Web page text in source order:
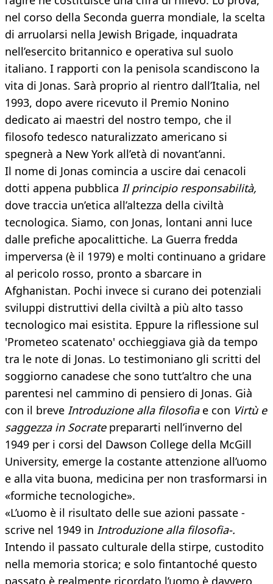
nel corso della Seconda guerra mondiale, la scelta
di arruolarsi nella Jewish Brigade, inquadrata
nell’esercito britannico e operativa sul suolo
italiano. I rapporti con la penisola scandiscono la
vita di Jonas. Sarà proprio al rientro dall’Italia, nel
1993, dopo avere ricevuto il Premio Nonino
dedicato ai maestri del nostro tempo, che il
filosofo tedesco naturalizzato americano si
spegnerà a New York all’età di novant’anni.
Il nome di Jonas comincia a uscire dai cenacoli
dotti appena pubblica Il principio responsabilità,
dove traccia un’etica all’altezza della civiltà
tecnologica. Siamo, con Jonas, lontani anni luce
dalle prefiche apocalittiche. La Guerra fredda
imperversa (è il 1979) e molti continuano a gridare
al pericolo rosso, pronto a sbarcare in
Afghanistan. Pochi invece si curano dei potenziali
sviluppi distruttivi della civiltà a più alto tasso
tecnologico mai esistita. Eppure la riflessione sul
'Prometeo scatenato' occhieggiava già da tempo
tra le note di Jonas. Lo testimoniano gli scritti del
soggiorno canadese che sono tutt’altro che una
parentesi nel cammino di pensiero di Jonas. Già
con il breve Introduzione alla filosofiae con Virtù e
saggezza in Socrateprepararti nell’inverno del
1949 per i corsi del Dawson College della McGill
University, emerge la costante attenzione all’uomo
e alla vita buona, medicina per non trasformarsi in
«formiche tecnologiche».
«L’uomo è il risultato delle sue azioni passate -
scrive nel 1949 in Introduzione alla filosofia-.
Intendo il passato culturale della stirpe, custodito
nella memoria storica; e solo fintantoché questo
passato è realmente ricordato l’uomo è davvero